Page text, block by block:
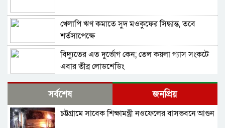
খেলাপি ঋণ কমাতে সুদ মওকুফের সিদ্ধান্ত, তবে
শর্তসাপেক্ষে
বিদ্যুতের এত দুর্ভোগ কেন; তেল কয়লা গ্যাস সংকটে
এবার তীব্র লোডশেডিং
বাংলাদেশ-পাকিস্তান দ্বিপাক্ষিক বাণিজ্য সহযোগিতা
বাড়ানোর উদ্যোগ
বিশ্বব্যাংক বাংলাদেশকে ১১০ কোটি ডলার দিচ্ছে
সর্বশেষ জনপ্রিয়
চট্টগ্রামে সাবেক শিক্ষামন্ত্রী নওফেলের বাসভবনে আগুন